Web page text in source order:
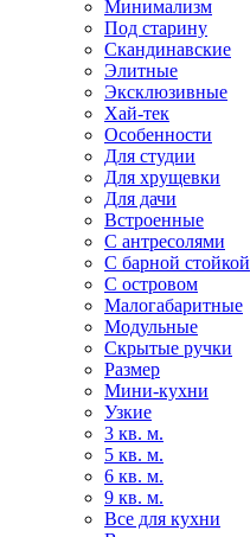
Минимализм
Под старину
Скандинавские
Элитные
Эксклюзивные
Хай-тек
Особенности
Для студии
Для хрущевки
Для дачи
Встроенные
С антресолями
С барной стойкой
С островом
Малогабаритные
Модульные
Скрытые ручки
Размер
Мини-кухни
Узкие
3 кв. м.
5 кв. м.
6 кв. м.
9 кв. м.
Все для кухни